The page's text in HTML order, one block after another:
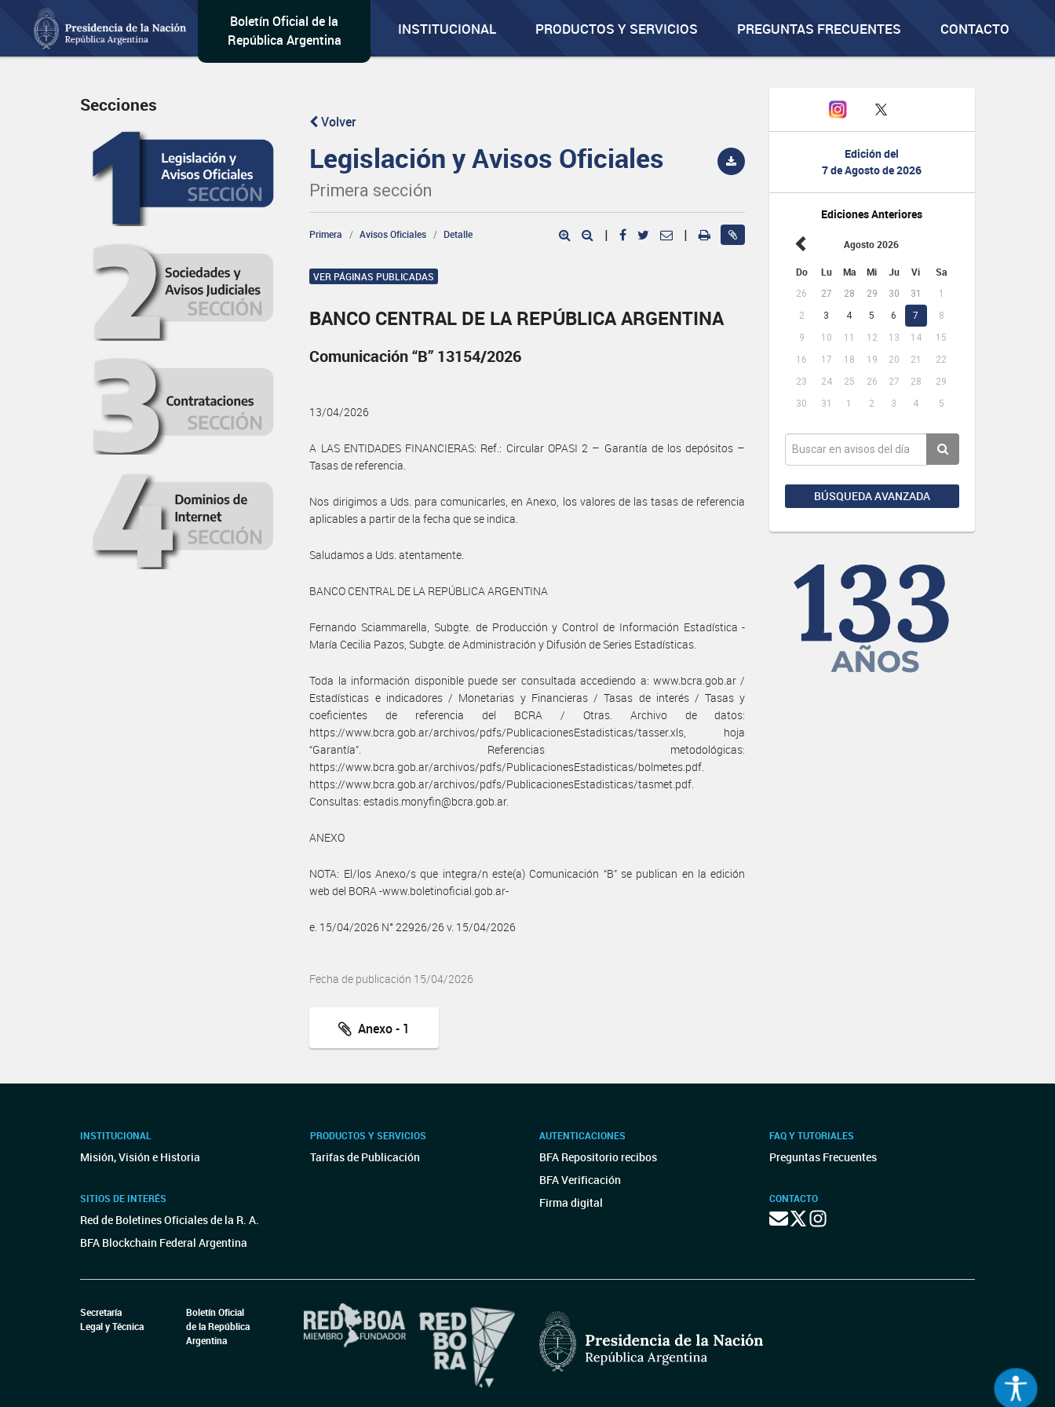
Boletín Oficial de la
República Argentina
INSTITUCIONAL PRODUCTOS Y SERVICIOS PREGUNTAS FRECUENTES CONTACTO
Edición del
7 de Agosto de 2026
Ediciones Anteriores
Agosto 2026
Do Lu Ma Mi Ju Vi Sa
26 27 28 29 30 31
1
2
3 4 5 6 7
8
9
10 11 12 13 14
15
16
17 18 19 20 21
22
23
24 25 26 27 28
29
30
31 1 2 3 4 5
BÚSQUEDA AVANZADA
Secciones
Volver
Legislación y Avisos Oficiales
Primera sección
Primera Avisos Oficiales Detalle | |
VER PÁGINAS PUBLICADAS
BANCO CENTRAL DE LA REPÚBLICA ARGENTINA
Comunicación “B” 13154/2026
13/04/2026
A LAS ENTIDADES FINANCIERAS: Ref.: Circular OPASI 2 – Garantía de los depósitos –
Tasas de referencia.
Nos dirigimos a Uds. para comunicarles, en Anexo, los valores de las tasas de referencia
aplicables a partir de la fecha que se indica.
Saludamos a Uds. atentamente.
BANCO CENTRAL DE LA REPÚBLICA ARGENTINA
Fernando Sciammarella, Subgte. de Producción y Control de Información Estadística -
María Cecilia Pazos, Subgte. de Administración y Difusión de Series Estadísticas.
Toda la información disponible puede ser consultada accediendo a: www.bcra.gob.ar /
Estadísticas e indicadores / Monetarias y Financieras / Tasas de interés / Tasas y
coeficientes de referencia del BCRA / Otras. Archivo de datos:
https://www.bcra.gob.ar/archivos/pdfs/PublicacionesEstadisticas/tasser.xls, hoja
“Garantía”. Referencias metodológicas:
https://www.bcra.gob.ar/archivos/pdfs/PublicacionesEstadisticas/bolmetes.pdf.
https://www.bcra.gob.ar/archivos/pdfs/PublicacionesEstadisticas/tasmet.pdf.
Consultas: estadis.monyfin@bcra.gob.ar.
ANEXO
NOTA: El/los Anexo/s que integra/n este(a) Comunicación “B” se publican en la edición
web del BORA -www.boletinoficial.gob.ar-
e. 15/04/2026 N° 22926/26 v. 15/04/2026
Fecha de publicación 15/04/2026
Anexo - 1
INSTITUCIONAL
Misión, Visión e Historia
SITIOS DE INTERÉS
Red de Boletines Oficiales de la R. A.
BFA Blockchain Federal Argentina
PRODUCTOS Y SERVICIOS
Tarifas de Publicación
AUTENTICACIONES
BFA Repositorio recibos
BFA Verificación
Firma digital
FAQ Y TUTORIALES
Preguntas Frecuentes
CONTACTO
Secretaría
Legal y Técnica
Boletín Oficial
de la República
Argentina